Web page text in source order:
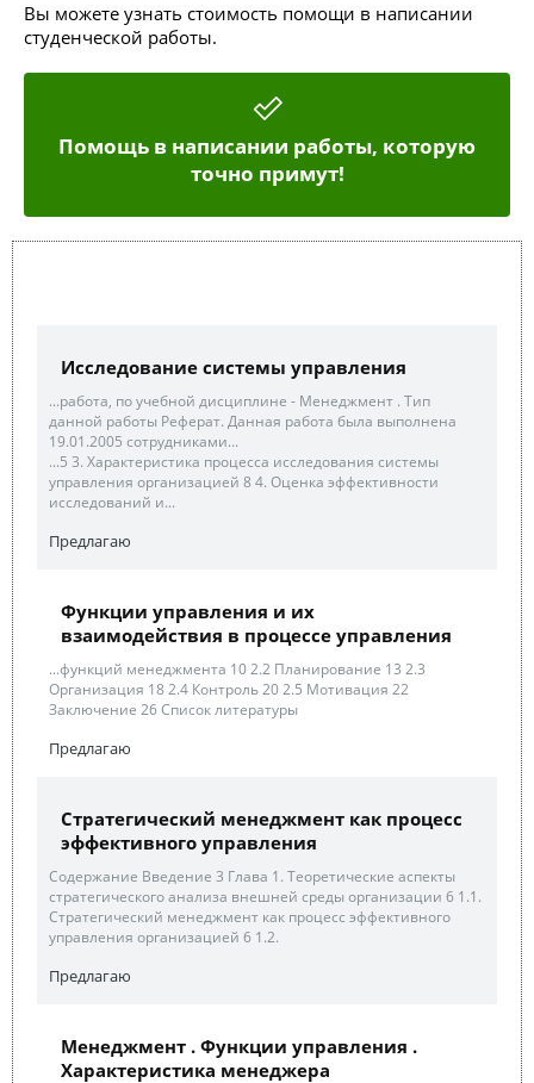
Вы можете узнать стоимость помощи в написании
студенческой работы.
Помощь в написании работы, которую
точно примут!
Исследование системы управления
...работа, по учебной дисциплине - Менеджмент . Тип
данной работы Реферат. Данная работа была выполнена
19.01.2005 сотрудниками...
...5 3. Характеристика процесса исследования системы
управления организацией 8 4. Оценка эффективности
исследований и...
Предлагаю
Функции управления и их
взаимодействия в процессе управления
...функций менеджмента 10 2.2 Планирование 13 2.3
Организация 18 2.4 Контроль 20 2.5 Мотивация 22
Заключение 26 Список литературы
Предлагаю
Стратегический менеджмент как процесс
эффективного управления
Содержание Введение 3 Глава 1. Теоретические аспекты
стратегического анализа внешней среды организации 6 1.1.
Стратегический менеджмент как процесс эффективного
управления организацией 6 1.2.
Предлагаю
Менеджмент . Функции управления .
Характеристика менеджера